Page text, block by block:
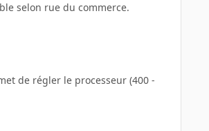
selon rue du commerce.
de régler le processeur (400 -